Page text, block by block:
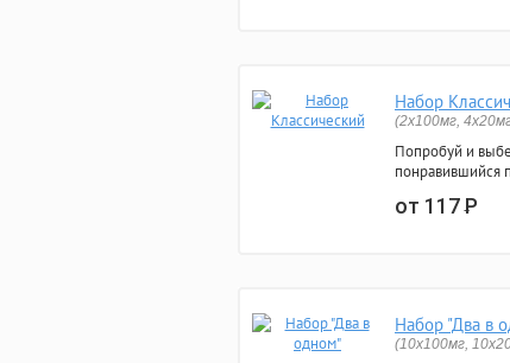
Набор
(2x100мг,
Попробуй и
понравившийся
от 117Р
Набор "Два в
(10x100мг,